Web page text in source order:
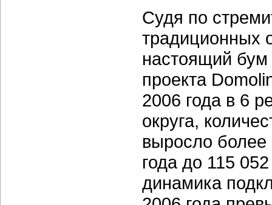
Судя по
традиционных
настоящий
проекта
2006 года в 6
округа,
выросло
года до 115
динамика